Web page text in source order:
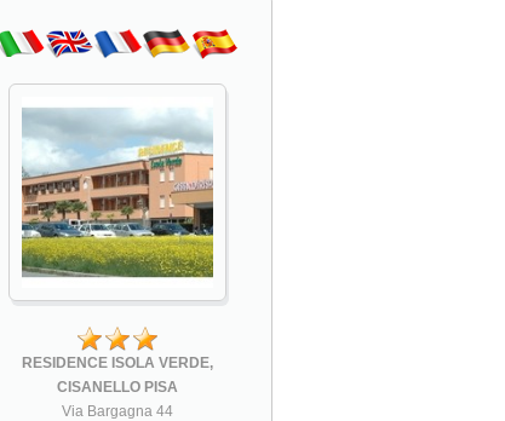
RESIDENCE ISOLA VERDE,
CISANELLO PISA
Via Bargagna 44